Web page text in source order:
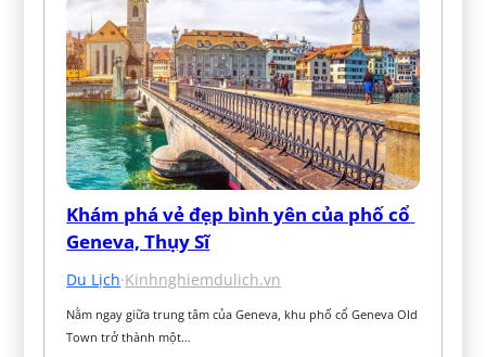
Khám phá vẻ đẹp bình yên của phố cổ
Geneva, Thụy Sĩ
Du Lịch·Kinhnghiemdulich.vn
Nằm ngay giữa trung tâm của Geneva, khu phố cổ Geneva Old
Town trở thành một…